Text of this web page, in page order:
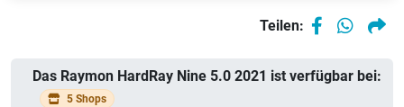
Teilen:
Das Raymon HardRay Nine 5.0 2021 ist verfügbar bei:
5 Shops